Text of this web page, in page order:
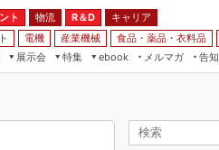
ト 物流 R＆D
キャリア
電機 産業機械 食品・薬品・衣料品
展示会
特集
ebook
メルマガ
告知